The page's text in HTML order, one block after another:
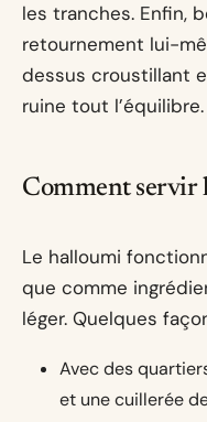
les tranches. Enfin,
retournement lui-
dessus croustillant
ruine tout l’équilibre.
Comment servir
Le halloumi
que comme
léger. Quelques
Avec des
et une cuillerée